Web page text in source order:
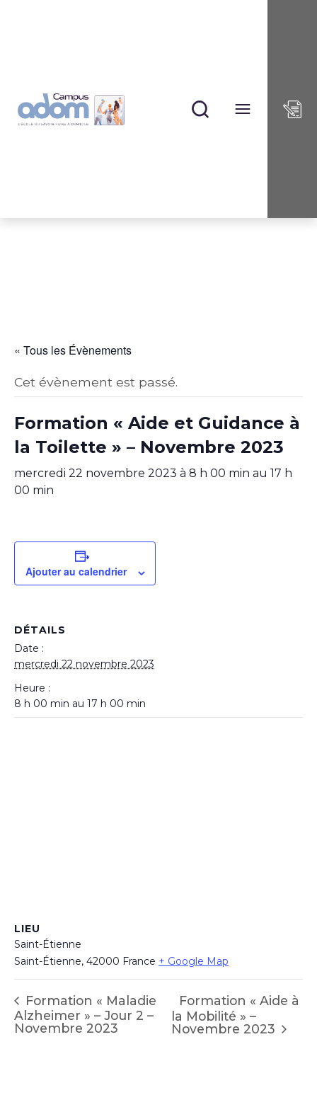
« Tous les Évènements
Cet évènement est passé.
Formation « Aide et Guidance à
la Toilette » – Novembre 2023
mercredi 22 novembre 2023 à 8 h 00 min au 17 h
00 min
Ajouter au calendrier
DÉTAILS
Date :
mercredi 22 novembre 2023
Heure :
8 h 00 min au 17 h 00 min
LIEU
Saint-Étienne
Saint-Étienne, 42000 France + Google Map
Formation « Maladie
Alzheimer » – Jour 2 –
Novembre 2023
Formation « Aide à
la Mobilité » –
Novembre 2023